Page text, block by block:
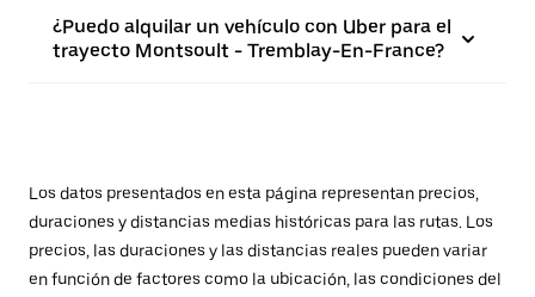
¿Puedo alquilar un vehículo con Uber para el
trayecto Montsoult - Tremblay-En-France?
Los datos presentados en esta página representan precios,
duraciones y distancias medias históricas para las rutas. Los
precios, las duraciones y las distancias reales pueden variar
en función de factores como la ubicación, las condiciones del